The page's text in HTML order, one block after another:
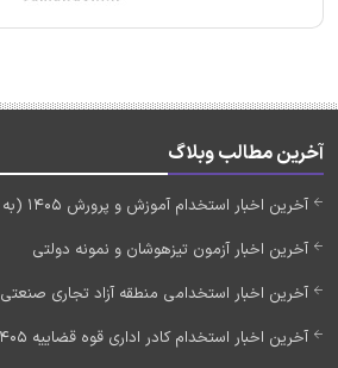
آخرین مطالب وبلاگ
آخرین اخبار استخدام آموزش و پرورش 1405 (به زودی)
آخرین اخبار آزمون تیزهوشان و نمونه دولتی
آخرین اخبار استخدامی منطقه آزاد تجاری صنعتی 1405
آخرین اخبار استخدام کادر اداری قوه قضاییه 1405 (به زودی)